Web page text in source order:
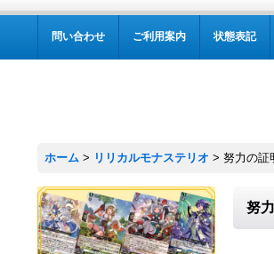
問い合わせ ご利用案内 状態表記
ホーム > リリカルモナステリオ > 努力の証
努